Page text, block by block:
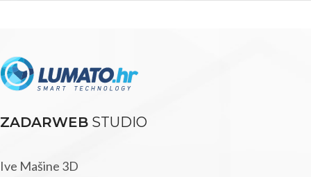
ZADARWEB STUDIO
Ive Mašine 3D